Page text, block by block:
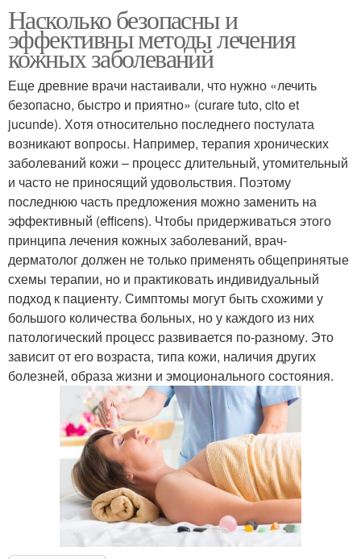
Насколько безопасны и
эффективны методы лечения
кожных заболеваний
Еще древние врачи настаивали, что нужно «лечить
безопасно, быстро и приятно» (curare tuto, cito et
jucunde). Хотя относительно последнего постулата
возникают вопросы. Например, терапия хронических
заболеваний кожи – процесс длительный, утомительный
и часто не приносящий удовольствия. Поэтому
последнюю часть предложения можно заменить на
эффективный (efficens). Чтобы придерживаться этого
принципа лечения кожных заболеваний, врач-
дерматолог должен не только применять общепринятые
схемы терапии, но и практиковать индивидуальный
подход к пациенту. Симптомы могут быть схожими у
большого количества больных, но у каждого из них
патологический процесс развивается по-разному. Это
зависит от его возраста, типа кожи, наличия других
болезней, образа жизни и эмоционального состояния.